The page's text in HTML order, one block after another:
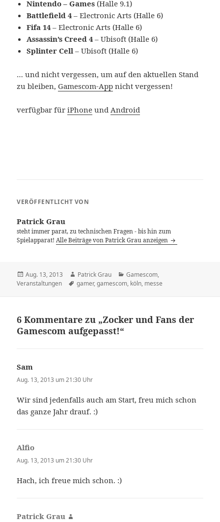
Nintendo – Games(Halle 9.1)
Battlefield 4 – Electronic Arts (Halle 6)
Fifa 14 – Electronic Arts (Halle 6)
Assassin’s Creed 4 – Ubisoft (Halle 6)
Splinter Cell – Ubisoft (Halle 6)
… und nicht vergessen, um auf den aktuellen Stand
zu bleiben, Gamescom-App nicht vergessen!
verfügbar füriPhone und Android
VERÖFFENTLICHT VON
Patrick Grau
steht immer parat, zu technischen Fragen - bis hin zum
Spielapparat!Alle Beiträge von Patrick Grau anzeigen
Veröffentlicht
am
Aug. 13, 2013 Autor
Patrick Grau Kategorien
Gamescom,
Veranstaltungen
Schlagwörter
gamer,gamescom, köln, messe
6 Kommentare zu „Zocker und Fans der
Gamescom aufgepasst!“
Sam
Aug. 13, 2013 um 21:30 Uhr
Wir sind jedenfalls auch am Start, freu mich schon
das ganze Jahr drauf. :)
Alfio
Aug. 13, 2013 um 21:30 Uhr
Hach, ich freue mich schon. :)
Patrick Grau